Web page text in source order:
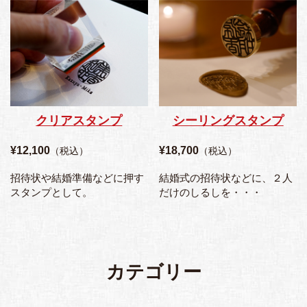
クリアスタンプ
¥12,100 （税込）
招待状や結婚準備などに押す
スタンプとして。
シーリングスタンプ
¥18,700 （税込）
結婚式の招待状などに、２人
だけのしるしを・・・
カテゴリー